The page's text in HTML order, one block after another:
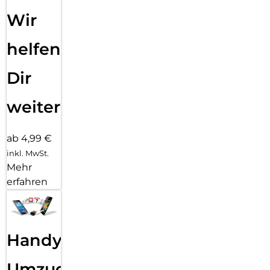
Wir
helfen
Dir
weiter
ab 4,99 €
inkl. MwSt.
Mehr
erfahren
Handy